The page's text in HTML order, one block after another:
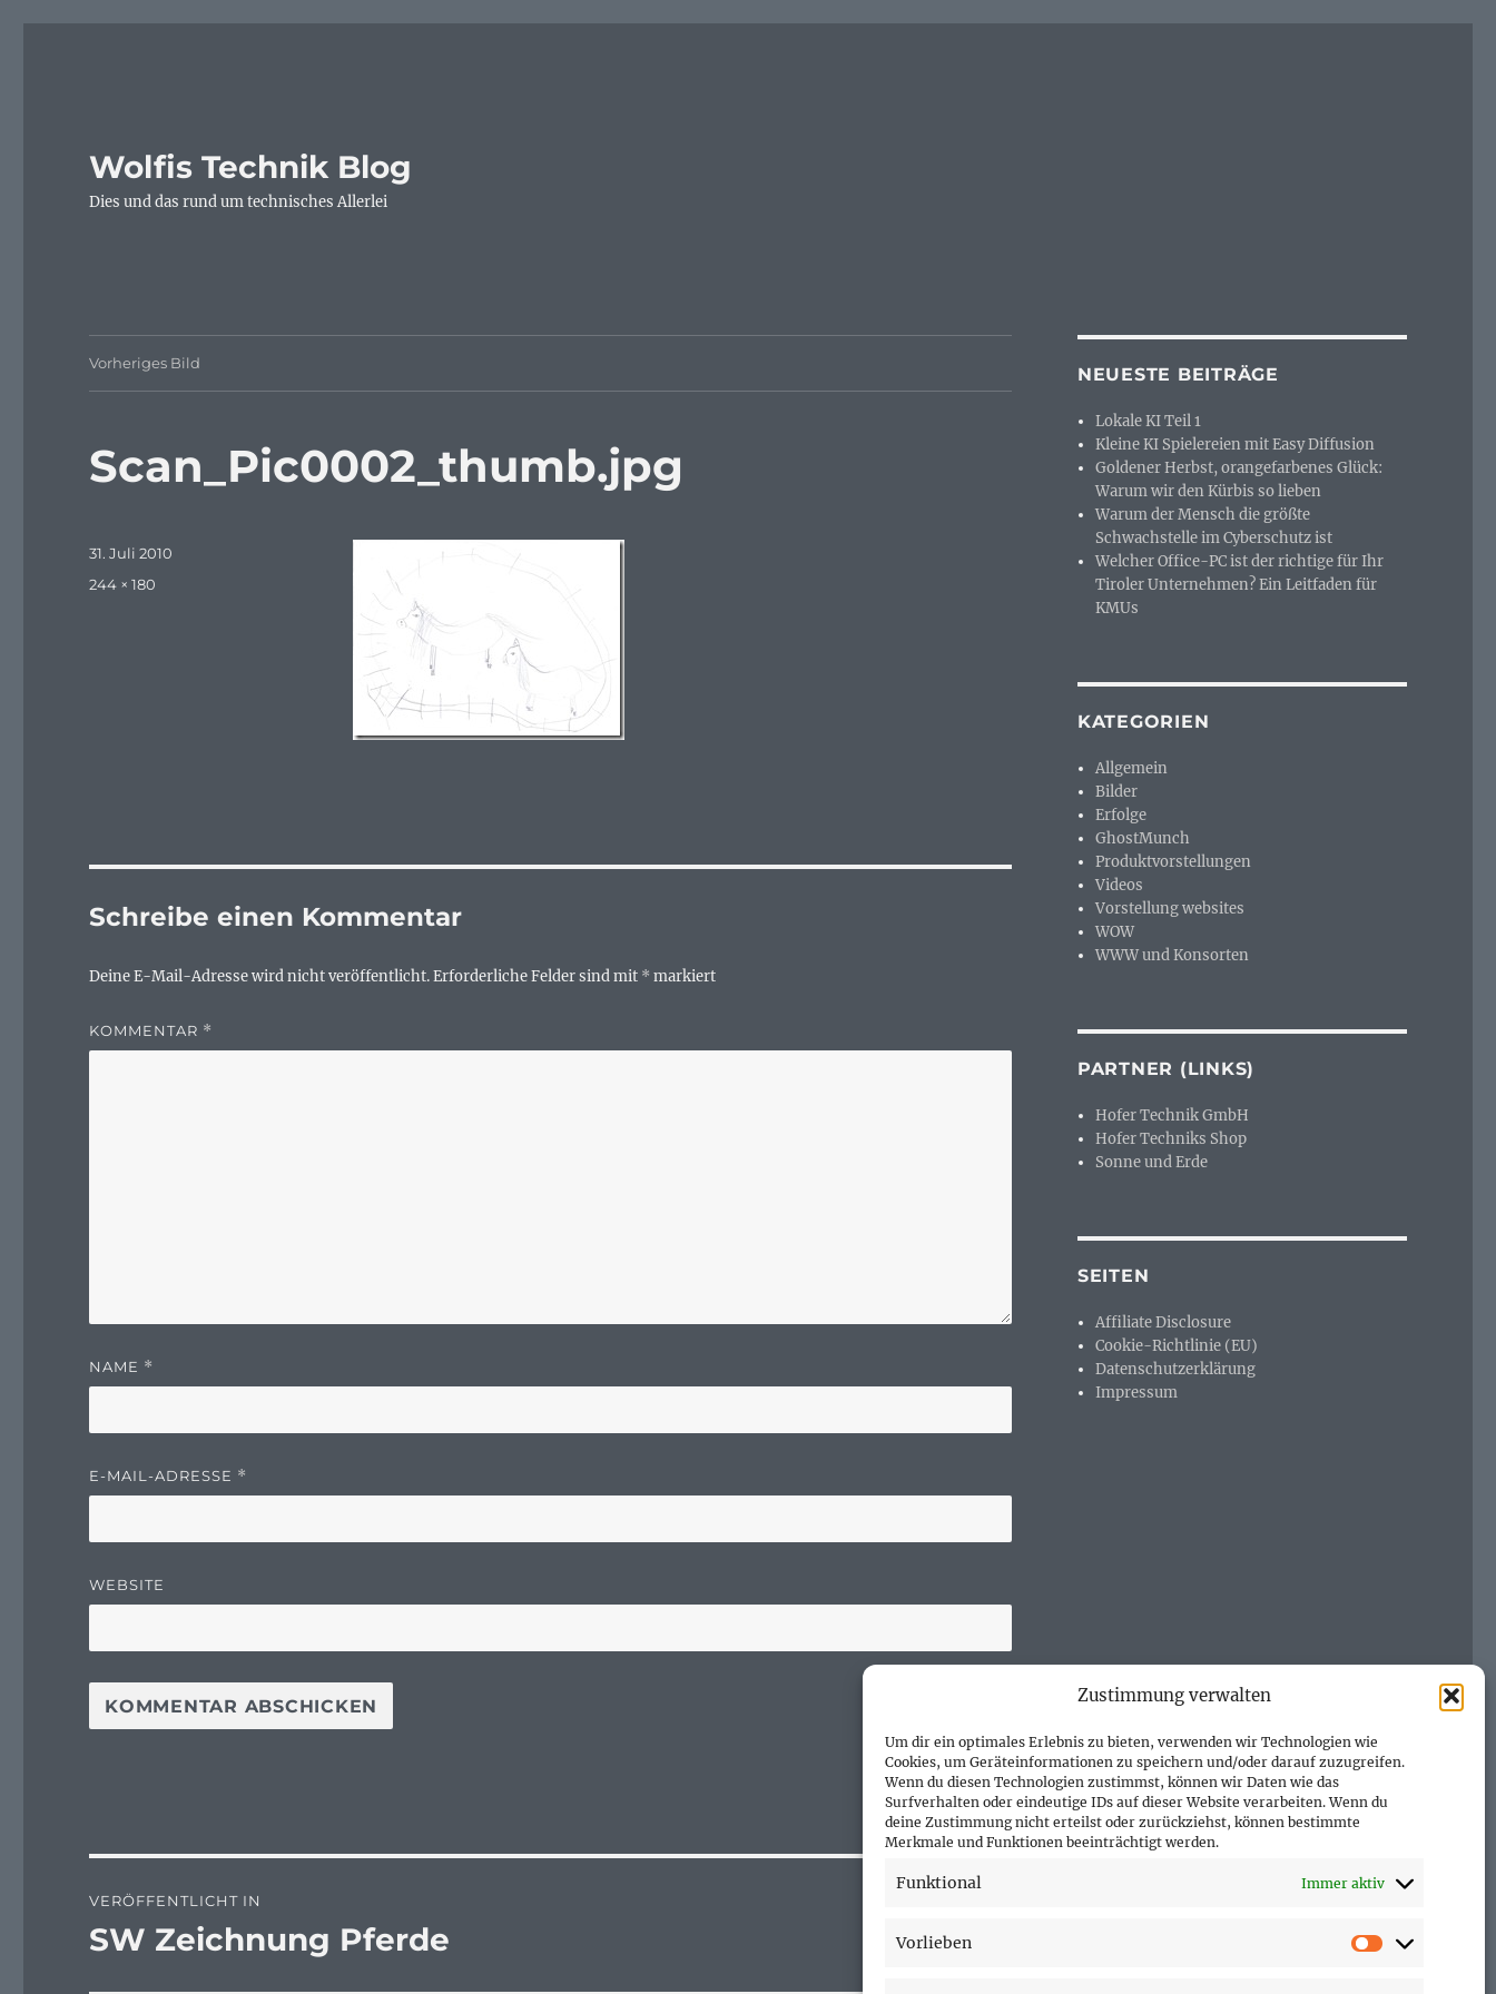
Zustimmung verwalten
Um dir ein optimales Erlebnis zu bieten, verwenden wir Technologien wie
Cookies, um Geräteinformationen zu speichern und/oder darauf zuzugreifen.
Wenn du diesen Technologien zustimmst, können wir Daten wie das
Surfverhalten oder eindeutige IDs auf dieser Website verarbeiten. Wenn du
deine Zustimmung nicht erteilst oder zurückziehst, können bestimmte
Merkmale und Funktionen beeinträchtigt werden.
Funktional Immer aktiv
Vorlieben
Wolfis Technik Blog
Dies und das rund um technisches Allerlei
Vorheriges Bild
Scan_Pic0002_thumb.jpg
Veröffentlicht
31. Juli 2010
Originalgröße
244 × 180
Schreibe einen Kommentar
Deine E-Mail-Adresse wird nicht veröffentlicht.Erforderliche Felder sind mit * markiert
KOMMENTAR *
NAME *
E-MAIL-ADRESSE *
WEBSITE
VERÖFFENTLICHT IN
SW Zeichnung Pferde
NEUESTE BEITRÄGE
Lokale KI Teil 1
Kleine KI Spielereien mit Easy Diffusion
Goldener Herbst, orangefarbenes Glück:
Warum wir den Kürbis so lieben
Warum der Mensch die größte
Schwachstelle im Cyberschutz ist
Welcher Office-PC ist der richtige für Ihr
Tiroler Unternehmen? Ein Leitfaden für
KMUs
KATEGORIEN
Allgemein
Bilder
Erfolge
GhostMunch
Produktvorstellungen
Videos
Vorstellung websites
WOW
WWW und Konsorten
PARTNER (LINKS)
Hofer Technik GmbH
Hofer Techniks Shop
Sonne und Erde
SEITEN
Affiliate Disclosure
Cookie-Richtlinie (EU)
Datenschutzerklärung
Impressum